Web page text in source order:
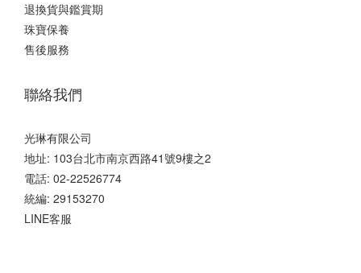
退換貨與鑑賞期
珠寶保養
售後服務
聯絡我們
光琳有限公司
地址: 103台北市南京西路41號9樓之2
電話: 02-22526774
統編: 29153270
LINE客服